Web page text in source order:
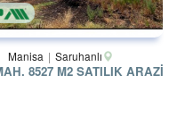
Manisa Saruhanlı